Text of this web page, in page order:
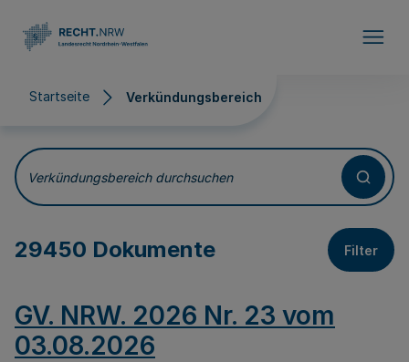
Startseite Verkündungsbereich
Verkündungsbereich
Verkündungsbereich durchsuchen
29450 Dokumente Filter
GV. NRW. 2026 Nr. 23 vom
03.08.2026